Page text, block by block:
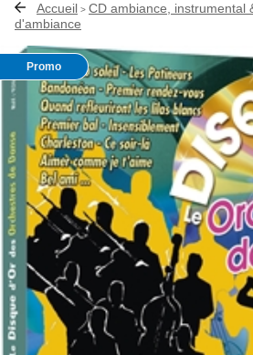
Accueil > CD ambiance, instrumental
d'ambiance
Promo